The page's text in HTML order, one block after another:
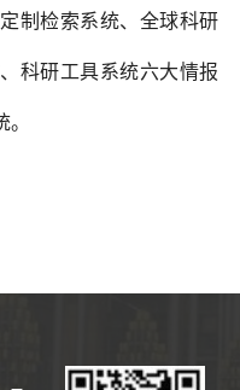
制检索系统、全球科研
科研工具系统六大情报